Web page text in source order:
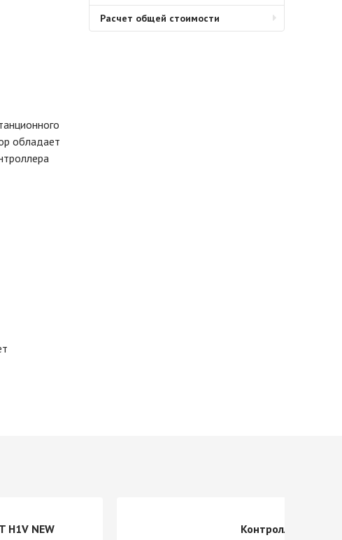
обладает
Расчет общей стоимости
H1V NEW Контроллер ZONT-